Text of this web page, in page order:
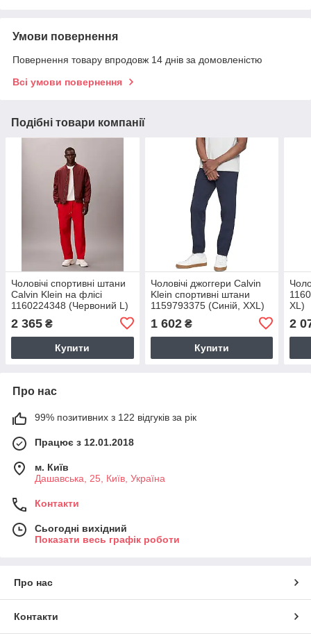
Умови повернення
Повернення товару впродовж 14 днів за домовленістю
Всі умови повернення
Подібні товари компанії
Чоловічі спортивні штани
Calvin Klein на флісі
1160224348 (Червоний L)
2 365 ₴
Купити
Чоловічі джоггери Calvin
Klein спортивні штани
1159793375 (Синій, XXL)
1 602₴
Купити
XL)
2
Про нас
99% позитивних з 122 відгуків за рік
Працює з 12.01.2018
м. Київ
Дашавська, 25, Київ, Україна
Контакти
Сьогодні вихідний
Показати весь графік роботи
Про нас
Контакти